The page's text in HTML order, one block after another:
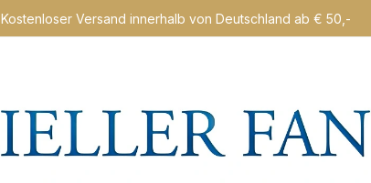
Kostenloser Versand innerhalb von Deutschland ab € 50,-